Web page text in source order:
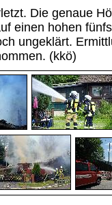
Die genaue
einen hohen
ungeklärt.
(kkö)